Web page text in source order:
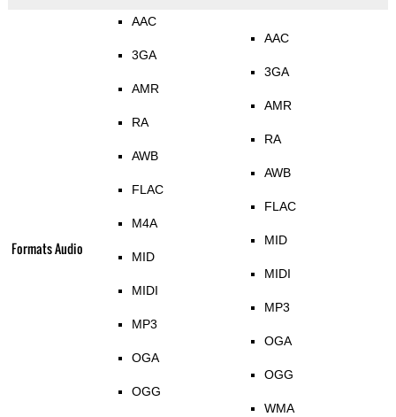
Formats Audio
AAC
3GA
AMR
RA
AWB
FLAC
M4A
MID
MIDI
MP3
OGA
OGG
AAC
3GA
AMR
RA
AWB
FLAC
MID
MIDI
MP3
OGA
OGG
WMA